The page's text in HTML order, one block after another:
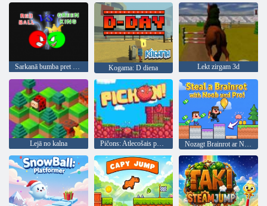
Sarkanā bumba pret zaļo karali Kogama: D diena Lekt zirgam 3d
Lejā no kalna Pičons: Atlecošais putns Nozagt Brainrot ar Noob un Pro!